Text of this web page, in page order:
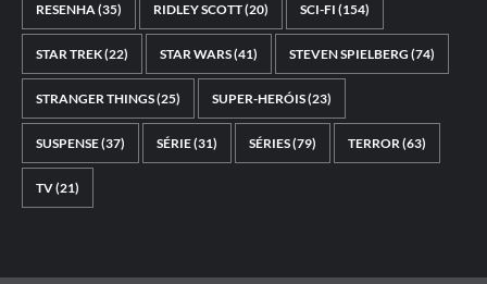
RESENHA(35) RIDLEY SCOTT(20) SCI-FI (154)
STAR TREK(22) STAR WARS(41) STEVEN SPIELBERG (74)
STRANGER THINGS(25) SUPER-HERÓIS(23)
SUSPENSE(37) SÉRIE(31) SÉRIES(79) TERROR(63)
TV(21)